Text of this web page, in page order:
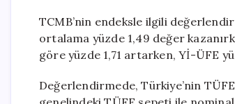
TCMB’nin endeksle ilgili
ortalama yüzde 1,49 değer
göre yüzde 1,71 artarken, Yİ-ÜFE
Değerlendirmede, Türkiye’nin